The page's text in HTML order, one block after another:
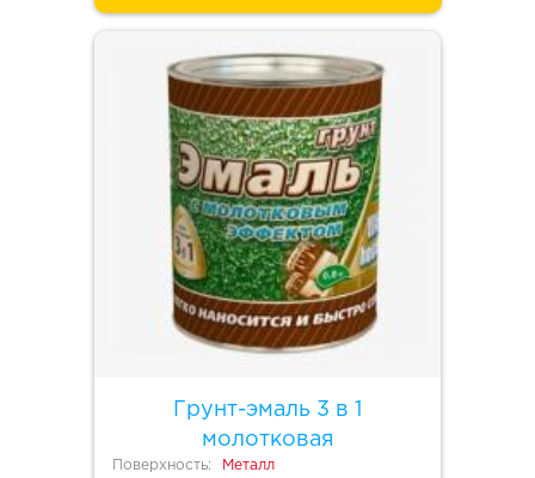
Грунт-эмаль 3 в 1
молотковая
Поверхность:
Металл